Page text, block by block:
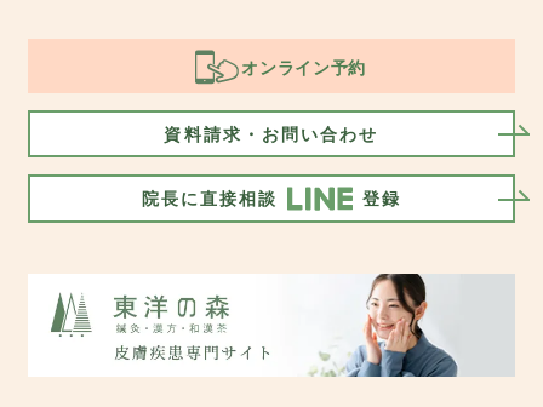
オンライン予約
資料請求・お問い合わせ
院長に直接相談 登録